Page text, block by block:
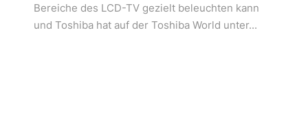
Bereiche des LCD-TV gezielt beleuchten kann
und Toshiba hat auf der Toshiba World unter...